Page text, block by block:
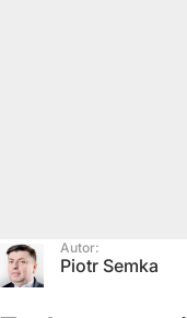
Autor:
Piotr Semka